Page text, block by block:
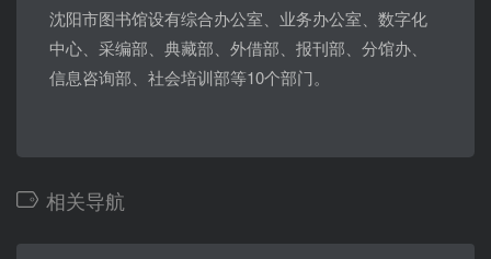
沈阳市图书馆设有综合办公室、业务办公室、数字化
中心、采编部、典藏部、外借部、报刊部、分馆办、
信息咨询部、社会培训部等10个部门。
相关导航